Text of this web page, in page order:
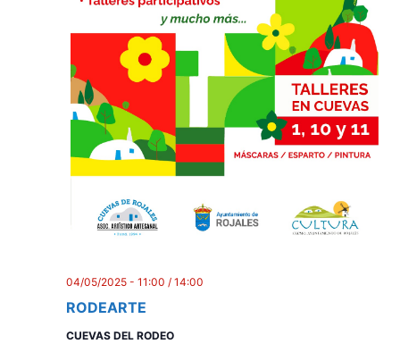
RODEARTE
04/05/2025 - 11:00 / 14:00
CUEVAS DEL RODEO